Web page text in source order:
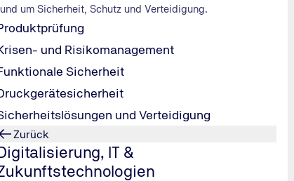
um Sicherheit, Schutz und Verteidigung.
und Risikomanagement
Sicherheit
und Verteidigung
Zurück
IT &
Details zur Claudius Therme
ARENA Management GmbH
Cinedom Mediapark
Cinedom in der Kölner Innenstadt
Dorint****An der Messe Köln
Hotel Stadtpalais****
Von der Autobahn A 4/A 1 aus Richtung Aachen
A 57 aus Richtung Düsseldorf
es war: Sei offen für